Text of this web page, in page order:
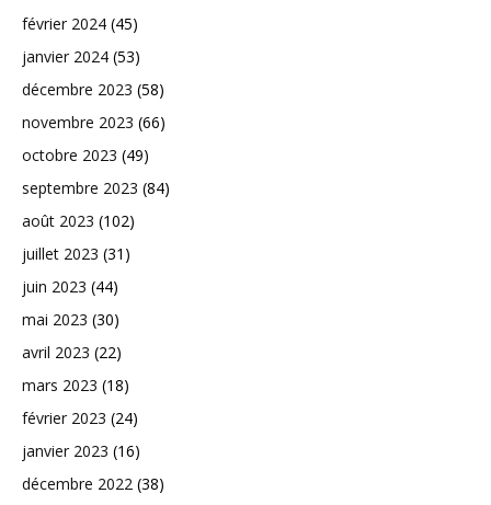
février 2024 (45)
janvier 2024 (53)
décembre 2023 (58)
novembre 2023 (66)
octobre 2023 (49)
septembre 2023 (84)
août 2023 (102)
juillet 2023 (31)
juin 2023 (44)
mai 2023 (30)
avril 2023 (22)
mars 2023 (18)
février 2023 (24)
janvier 2023 (16)
décembre 2022 (38)